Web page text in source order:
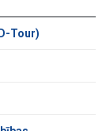
Tour)